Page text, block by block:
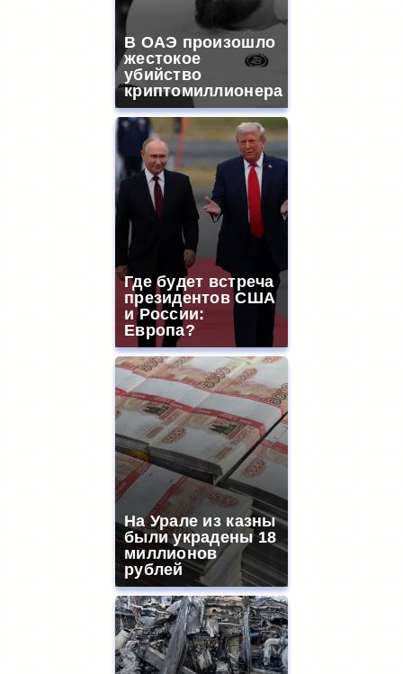
В ОАЭ произошло
жестокое
убийство
криптомиллионера
Где будет встреча
президентов США
и России:
Европа?
На Урале из казны
были украдены 18
миллионов
рублей